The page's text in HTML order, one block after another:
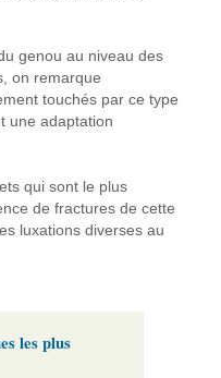
genou au niveau des
on remarque
touchés par ce type
une adaptation
qui sont le plus
de fractures de cette
luxations diverses au
les plus